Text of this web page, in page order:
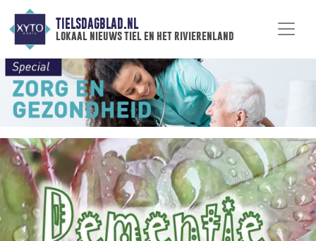
TIELSDAGBLAD.NL
lokaal nieuws tiel en het rivierenland